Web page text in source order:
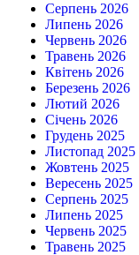
Серпень 2026
Липень 2026
Червень 2026
Травень 2026
Квітень 2026
Березень 2026
Лютий 2026
Січень 2026
Грудень 2025
Листопад 2025
Жовтень 2025
Вересень 2025
Серпень 2025
Липень 2025
Червень 2025
Травень 2025